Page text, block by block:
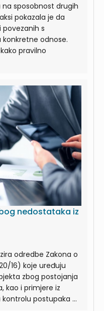
sposobnost drugih
pokazala je da
povezanih s
odnose.
pravilno
nedostataka iz
odredbe Zakona o
16) koje uređuju
zbog postojanja
kao i primjere iz
kontrolu postupaka ...